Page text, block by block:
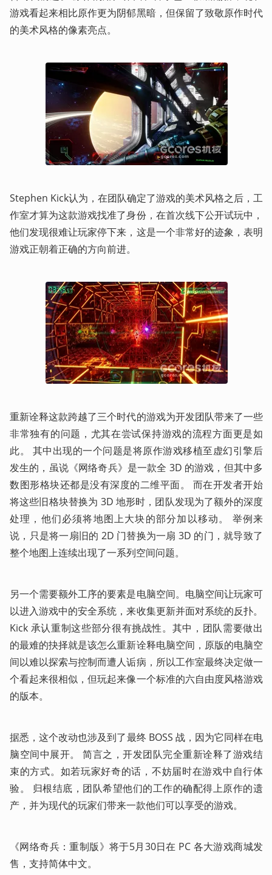
游戏看起来相比原作更为阴郁黑暗，但保留了致敬原作时代
的美术风格的像素亮点。
Stephen Kick认为，在团队确定了游戏的美术风格之后，工
作室才算为这款游戏找准了身份，在首次线下公开试玩中，
他们发现很难让玩家停下来，这是一个非常好的迹象，表明
游戏正朝着正确的方向前进。
重新诠释这款跨越了三个时代的游戏为开发团队带来了一些
非常独有的问题，尤其在尝试保持游戏的流程方面更是如
此。 其中出现的一个问题是将原作游戏移植至虚幻引擎后
发生的，虽说《网络奇兵》是一款全 3D 的游戏，但其中多
数图形格块还都是没有深度的二维平面。 而在开发者开始
将这些旧格块替换为 3D 地形时，团队发现为了额外的深度
处理，他们必须将地图上大块的部分加以移动。 举例来
说，只是将一扇旧的 2D 门替换为一扇 3D 的门，就导致了
整个地图上连续出现了一系列空间问题。
另一个需要额外工序的要素是电脑空间。电脑空间让玩家可
以进入游戏中的安全系统，来收集更新并面对系统的反扑。
Kick 承认重制这些部分很有挑战性。其中，团队需要做出
的最难的抉择就是该怎么重新诠释电脑空间，原版的电脑空
间以难以探索与控制而遭人诟病，所以工作室最终决定做一
个看起来很相似，但玩起来像一个标准的六自由度风格游戏
的版本。
据悉，这个改动也涉及到了最终 BOSS 战，因为它同样在电
脑空间中展开。 简言之，开发团队完全重新诠释了游戏结
束的方式。如若玩家好奇的话，不妨届时在游戏中自行体
验。 归根结底，团队希望他们的工作的确配得上原作的遗
产，并为现代的玩家们带来一款他们可以享受的游戏。
《网络奇兵：重制版》将于5月30日在 PC 各大游戏商城发
售，支持简体中文。